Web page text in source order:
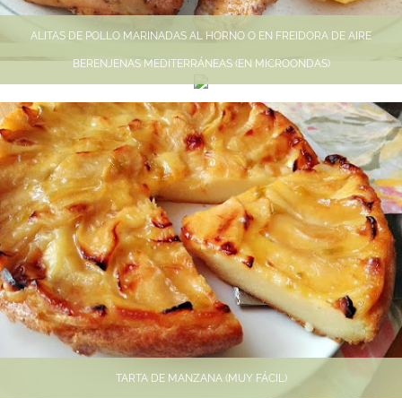
ALITAS DE POLLO MARINADAS AL HORNO O EN FREIDORA DE AIRE
BERENJENAS MEDITERRÁNEAS (EN MICROONDAS)
TARTA DE MANZANA (MUY FÁCIL)